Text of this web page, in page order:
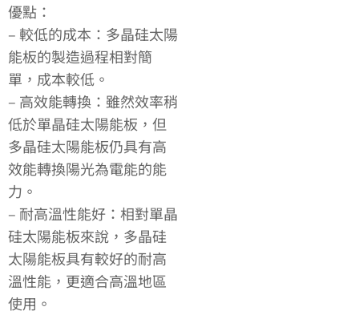
優點：
– 較低的成本：多晶硅太陽
能板的製造過程相對簡
單，成本較低。
– 高效能轉換：雖然效率稍
低於單晶硅太陽能板，但
多晶硅太陽能板仍具有高
效能轉換陽光為電能的能
力。
– 耐高溫性能好：相對單晶
硅太陽能板來說，多晶硅
太陽能板具有較好的耐高
溫性能，更適合高溫地區
使用。